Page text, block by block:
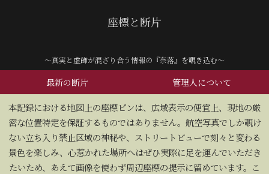
座標と断片
～真実と虚飾が混ざり合う情報の『奈落』を覗き込む～
最新の断片 管理人について
​本記録における地図上の座標ピンは、広域表示の便宜上、現地の厳
密な位置特定を保証するものではありません。航空写真でしか覗け
ない立ち入り禁止区域の神秘や、ストリートビューで刻々と変わる
景色を楽しみ、心惹かれた場所へはぜひ実際に足を運んでいただき
たいため、あえて画像を使わず周辺座標の提示に留めています。こ